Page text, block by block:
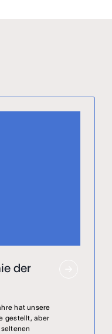
der
hat unsere
gestellt, aber